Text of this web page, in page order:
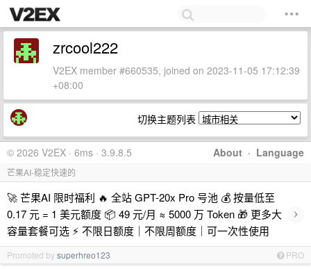
zrcool222
V2EX member #660535, joined on 2023-11-05 17:12:39
+08:00
切换主题列表
About · Language
© 2026 V2EX · 6ms · 3.9.8.5
芒果AI-稳定快速的
🚀 芒果AI 限时福利 🔥 全站 GPT-20x Pro 号池 💰 按量低至
0.17 元 = 1 美元额度 📦 49 元/月 ≈ 5000 万 Token 🎁 更多大
容量套餐可选 ⚡ 不限日额度｜不限周额度｜可一次性使用
›
Promoted bysuperhreo123 PRO